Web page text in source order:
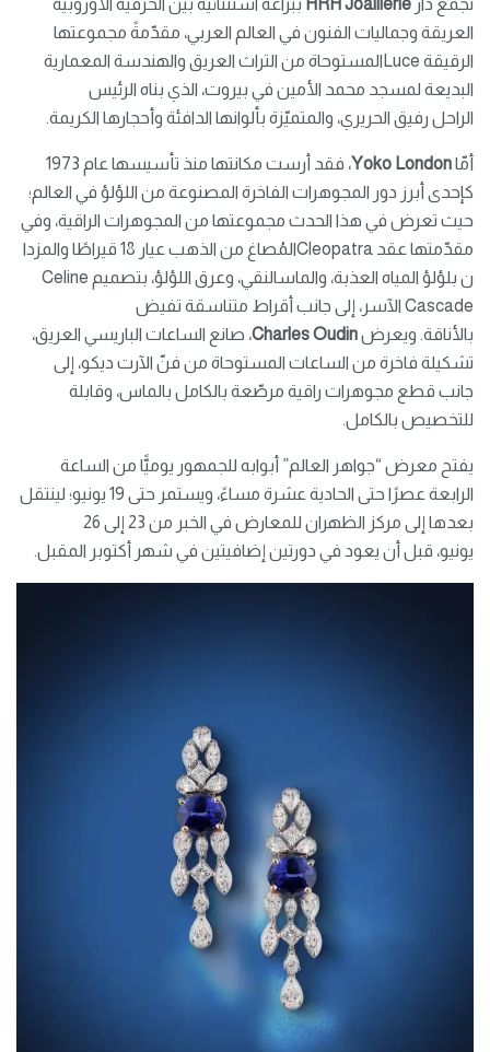
تجمع دار HRH Joaillerie ببراعة استثنائية بين الحرفية الأوروبية
العريقة وجماليات الفنون في العالم العربي، مقدّمةً مجموعتها
الرقيقة Luceالمستوحاة من التراث العريق والهندسة المعمارية
البديعة لمسجد محمد الأمين في بيروت، الذي بناه الرئيس
الراحل رفيق الحريري، والمتميّزة بألوانها الدافئة وأحجارها الكريمة.
أمّاYoko London
، فقد أرست مكانتها منذ تأسيسها عام 1973
كإحدى أبرز دور المجوهرات الفاخرة المصنوعة من اللؤلؤ في العالم؛
حيث تعرض في هذا الحدث مجموعتها من المجوهرات الراقية، وفي
مقدّمتها عقد Cleopatraالمُصاغ من الذهب عيار 18 قيراطًا والمزدا
ن بلؤلؤ المياه العذبة، والماسالنقي، وعرق اللؤلؤ، بتصميم Celine
Cascade الآسر، إلى جانب أقراط متناسقة تفيض
بالأناقة. ويعرضCharles Oudin، صانع الساعات الباريسي العريق،
تشكيلة فاخرة من الساعات المستوحاة من فنّ الآرت ديكو، إلى
جانب قطع مجوهرات راقية مرصّعة بالكامل بالماس، وقابلة
للتخصيص بالكامل.
يفتح معرض “جواهر العالم” أبوابه للجمهور يوميًّا من الساعة
الرابعة عصرًا حتى الحادية عشرة مساءً، ويستمر حتى 19 يونيو؛ لينتقل
بعدها إلى مركز الظهران للمعارض في الخبر من 23 إلى 26
يونيو، قبل أن يعود في دورتين إضافيتين في شهر أكتوبر المقبل.